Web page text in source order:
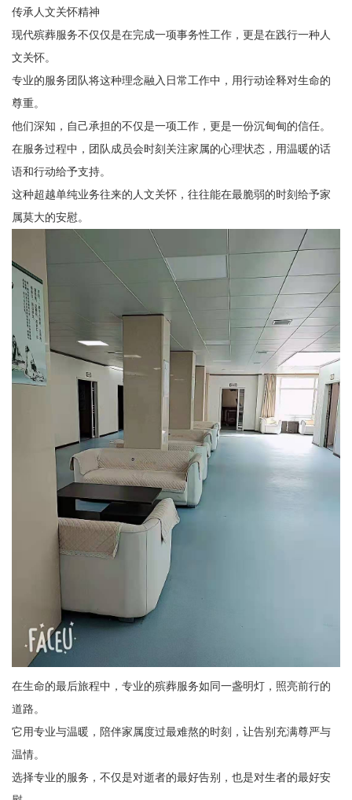
传承人文关怀精神
现代殡葬服务不仅仅是在完成一项事务性工作，更是在践行一种人
文关怀。
专业的服务团队将这种理念融入日常工作中，用行动诠释对生命的
尊重。
他们深知，自己承担的不仅是一项工作，更是一份沉甸甸的信任。
在服务过程中，团队成员会时刻关注家属的心理状态，用温暖的话
语和行动给予支持。
这种超越单纯业务往来的人文关怀，往往能在最脆弱的时刻给予家
属莫大的安慰。
在生命的最后旅程中，专业的殡葬服务如同一盏明灯，照亮前行的
道路。
它用专业与温暖，陪伴家属度过最难熬的时刻，让告别充满尊严与
温情。
选择专业的服务，不仅是对逝者的最好告别，也是对生者的最好安